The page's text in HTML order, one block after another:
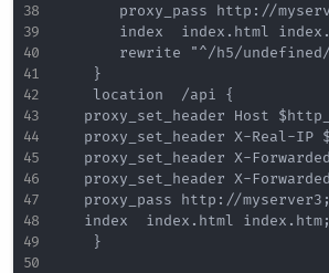
proxy_pass http://
index  index.html
rewrite "^/h5/
    }
    location  /api {
    }